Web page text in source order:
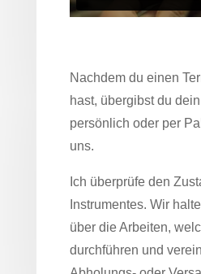
Nachdem du einen
hast, übergibst du
persönlich oder per
uns.
Ich überprüfe den
Instrumentes. Wir
über die Arbeiten,
durchführen und